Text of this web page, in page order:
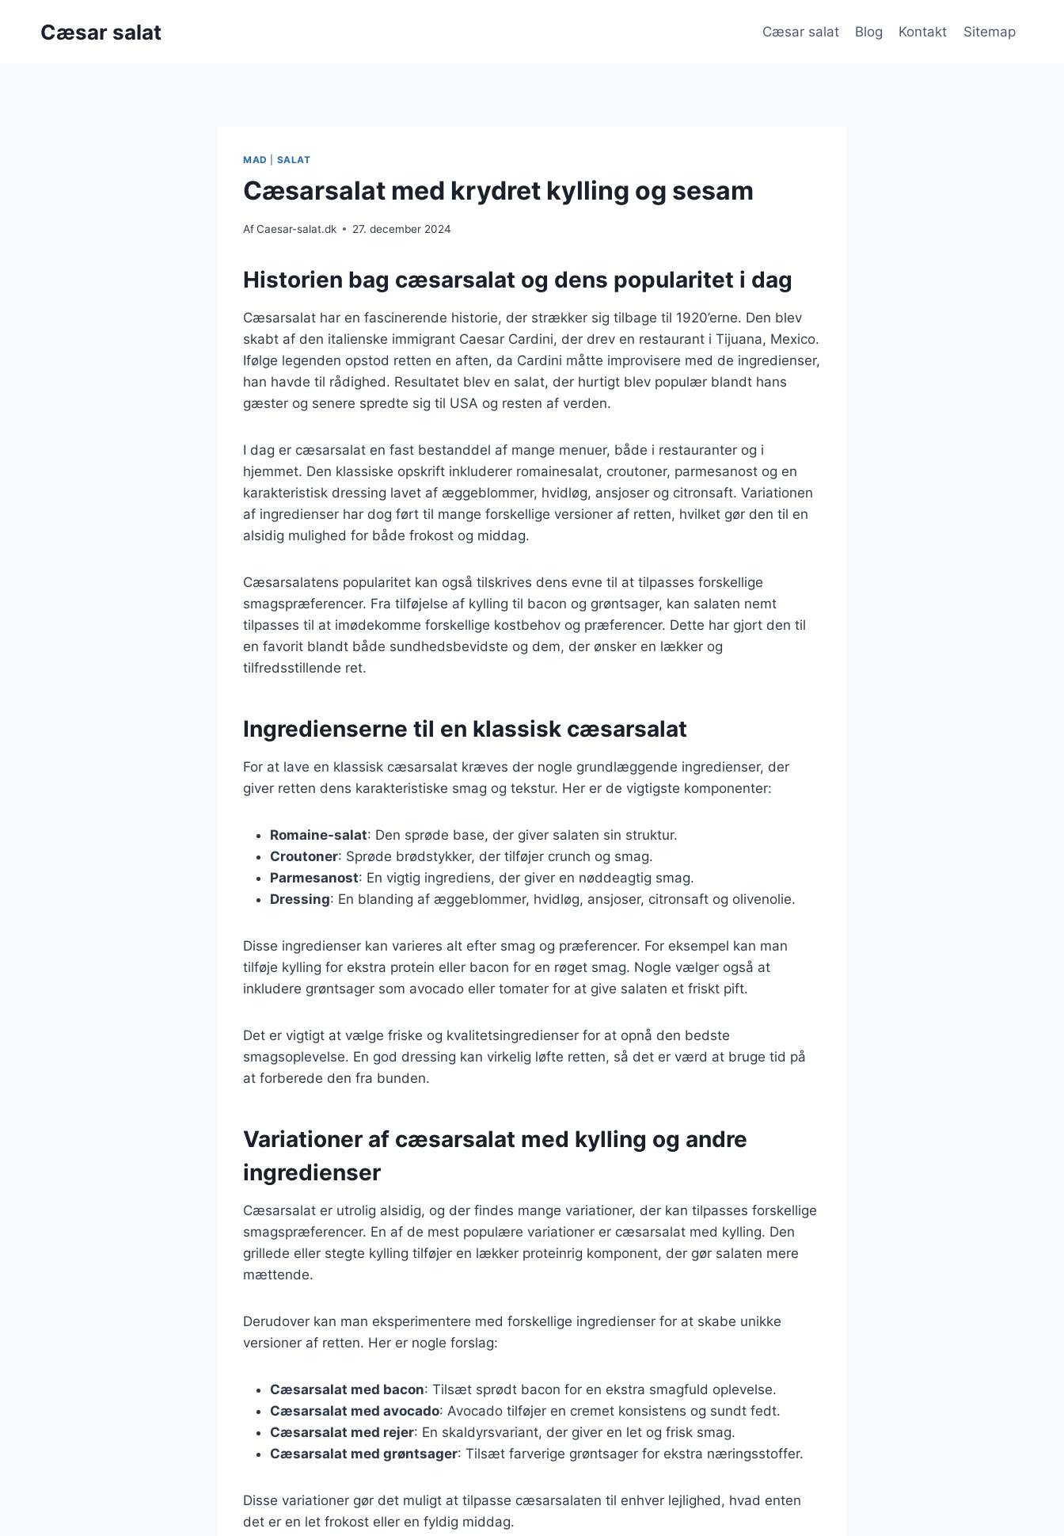
Cæsar salat Cæsar salat Blog Kontakt Sitemap
MAD SALAT
Cæsarsalat med krydret kylling og sesam
AfCaesar-salat.dk 27. december 2024
Historien bag cæsarsalat og dens popularitet i dag
Cæsarsalat har en fascinerende historie, der strækker sig tilbage til 1920’erne. Den blev
skabt af den italienske immigrant Caesar Cardini, der drev en restaurant i Tijuana, Mexico.
Ifølge legenden opstod retten en aften, da Cardini måtte improvisere med de ingredienser,
han havde til rådighed. Resultatet blev en salat, der hurtigt blev populær blandt hans
gæster og senere spredte sig til USA og resten af verden.
I dag er cæsarsalat en fast bestanddel af mange menuer, både i restauranter og i
hjemmet. Den klassiske opskrift inkluderer romainesalat, croutoner, parmesanost og en
karakteristisk dressing lavet af æggeblommer, hvidløg, ansjoser og citronsaft. Variationen
af ingredienser har dog ført til mange forskellige versioner af retten, hvilket gør den til en
alsidig mulighed for både frokost og middag.
Cæsarsalatens popularitet kan også tilskrives dens evne til at tilpasses forskellige
smagspræferencer. Fra tilføjelse af kylling til bacon og grøntsager, kan salaten nemt
tilpasses til at imødekomme forskellige kostbehov og præferencer. Dette har gjort den til
en favorit blandt både sundhedsbevidste og dem, der ønsker en lækker og
tilfredsstillende ret.
Ingredienserne til en klassisk cæsarsalat
For at lave en klassisk cæsarsalat kræves der nogle grundlæggende ingredienser, der
giver retten dens karakteristiske smag og tekstur. Her er de vigtigste komponenter:
Romaine-salat: Den sprøde base, der giver salaten sin struktur.
Croutoner: Sprøde brødstykker, der tilføjer crunch og smag.
Parmesanost: En vigtig ingrediens, der giver en nøddeagtig smag.
Dressing: En blanding af æggeblommer, hvidløg, ansjoser, citronsaft og olivenolie.
Disse ingredienser kan varieres alt efter smag og præferencer. For eksempel kan man
tilføje kylling for ekstra protein eller bacon for en røget smag. Nogle vælger også at
inkludere grøntsager som avocado eller tomater for at give salaten et friskt pift.
Det er vigtigt at vælge friske og kvalitetsingredienser for at opnå den bedste
smagsoplevelse. En god dressing kan virkelig løfte retten, så det er værd at bruge tid på
at forberede den fra bunden.
Variationer af cæsarsalat med kylling og andre
ingredienser
Cæsarsalat er utrolig alsidig, og der findes mange variationer, der kan tilpasses forskellige
smagspræferencer. En af de mest populære variationer er cæsarsalat med kylling. Den
grillede eller stegte kylling tilføjer en lækker proteinrig komponent, der gør salaten mere
mættende.
Derudover kan man eksperimentere med forskellige ingredienser for at skabe unikke
versioner af retten. Her er nogle forslag:
Cæsarsalat med bacon: Tilsæt sprødt bacon for en ekstra smagfuld oplevelse.
Cæsarsalat med avocado: Avocado tilføjer en cremet konsistens og sundt fedt.
Cæsarsalat med rejer: En skaldyrsvariant, der giver en let og frisk smag.
Cæsarsalat med grøntsager: Tilsæt farverige grøntsager for ekstra næringsstoffer.
Disse variationer gør det muligt at tilpasse cæsarsalaten til enhver lejlighed, hvad enten
det er en let frokost eller en fyldig middag.